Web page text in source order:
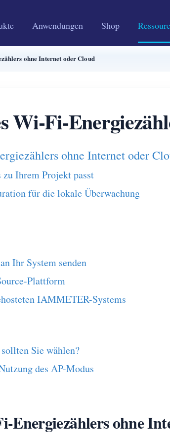
Anwendungen Shop
ohne Internet oder Cloud
Wi-Fi-
ohne Internet oder
zu Ihrem Projekt passt
für die lokale Überwachung
Ihr System senden
Plattform
IAMMETER-Systems
Sie wählen?
des AP-Modus
Energiezählers ohne